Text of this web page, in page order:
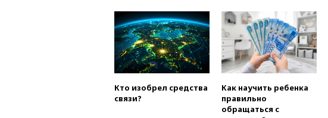
Кто изобрел средства
связи?
Как научить ребенка
правильно
обращаться с